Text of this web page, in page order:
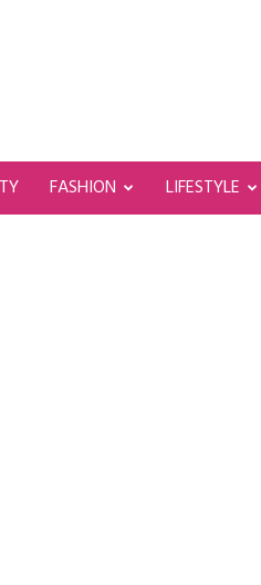
FASHION LIFESTYLE